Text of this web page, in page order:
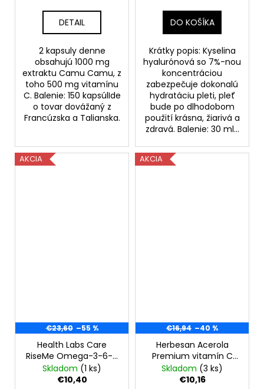
DETAIL
2 kapsuly denne
obsahujú 1000 mg
extraktu Camu Camu, z
toho 500 mg vitamínu
C. Balenie: 150 kapsúlIde
o tovar dovážaný z
Francúzska a Talianska.
DO KOŠÍKA
Krátky popis: Kyselina
hyalurónová so 7%-nou
koncentráciou
zabezpečuje dokonalú
hydratáciu pleti, pleť
bude po dlhodobom
použití krásna, žiarivá a
zdravá. Balenie: 30 ml...
AKCIA
€23,60 –55 %
Health Labs Care
RiseMe Omega-3-6-9
mastné kyseliny s
vitamínmi A, E a D 250
Skladom (1 ks)
€10,40
AKCIA
€16,94 –40 %
Herbesan Acerola
Premium vitamín C
500, 90 žuvacích
tabliet, príchuť
Skladom (3 ks)
€10,16